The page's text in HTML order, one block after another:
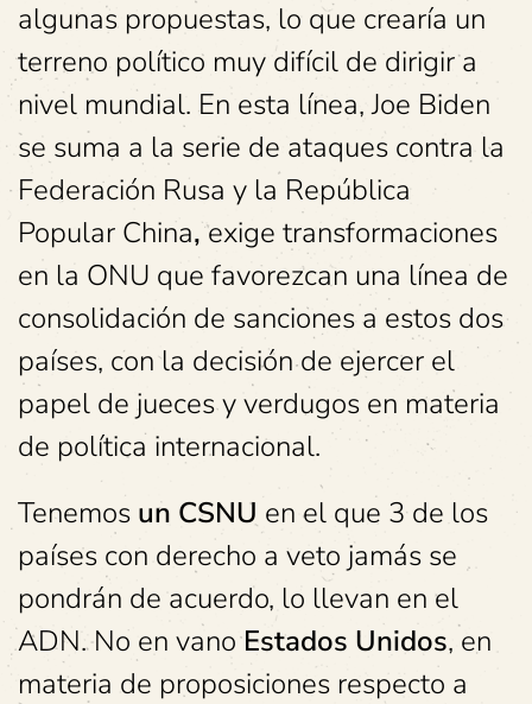
algunas propuestas, lo que crearía un
terreno político muy difícil de dirigir a
nivel mundial. En esta línea, Joe Biden
se suma a la serie de ataques contra la
Federación Rusa y la República
Popular China,exige transformaciones
en la ONU que favorezcan una línea de
consolidación de sanciones a estos dos
países, con la decisión de ejercer el
papel de jueces y verdugos en materia
de política internacional.
Tenemos un CSNU en el que 3 de los
países con derecho a veto jamás se
pondrán de acuerdo, lo llevan en el
ADN. No en vanoEstados Unidos, en
materia de proposiciones respecto a